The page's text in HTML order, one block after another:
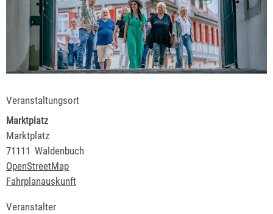
Veranstaltungsort
Marktplatz
Marktplatz
71111 Waldenbuch
OpenStreetMap
Fahrplanauskunft
Veranstalter